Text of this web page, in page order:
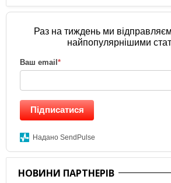
Раз на тиждень ми
найпопулярнішими
Ваш email *
Підписатися
Надано SendPulse
НОВИНИ ПАРТНЕРІВ